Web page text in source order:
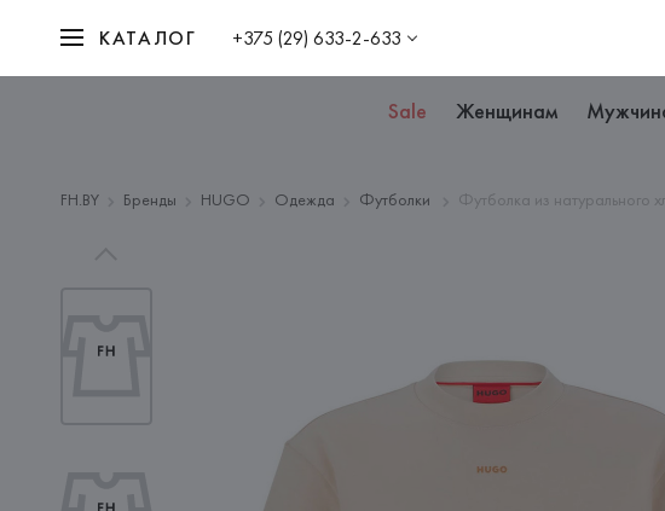
КАТАЛОГ +375 (29) 633-2-633
Sale Женщинам
FH.BY Бренды HUGO Одежда Футболки Футболка из натурального